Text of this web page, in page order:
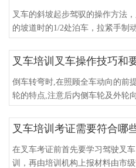
叉车的斜坡起步驾驭的操作方法
的坡道时的1/2处泊车，拉紧手制
叉车培训叉车操作技巧和
倒车转弯时,在照顾全车动向的前
轮的特点,注意后内侧车轮及外轮
叉车培训考证需要符合哪
在叉车考证前首先要学习驾驶叉
训，再由培训机构上报材料由市级